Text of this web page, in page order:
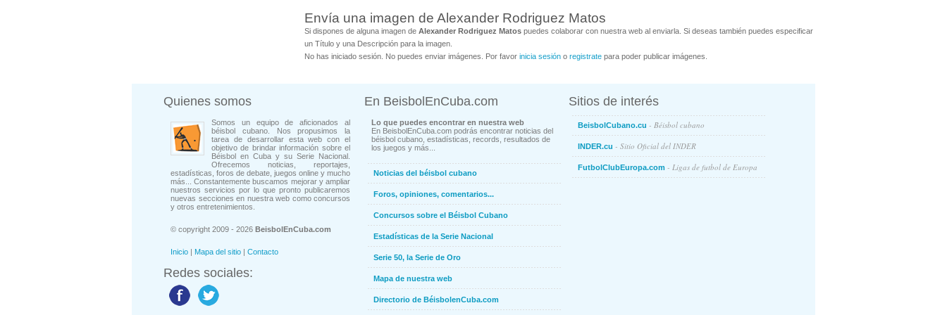
Envía una imagen de Alexander Rodriguez Matos
Si dispones de alguna imagen de Alexander Rodriguez Matos puedes colaborar con nuestra web al enviarla. Si deseas también puedes especificar
un Título y una Descripción para la imagen.
No has iniciado sesión. No puedes enviar imágenes. Por favor inicia sesión o registrate para poder publicar imágenes.
Quienes somos
Somos un equipo de aficionados al
béisbol cubano. Nos propusimos la
tarea de desarrollar esta web con el
objetivo de brindar información sobre el
Béisbol en Cuba y su Serie Nacional.
Ofrecemos noticias, reportajes,
estadísticas, foros de debate, juegos online y mucho
más... Constantemente buscamos mejorar y ampliar
nuestros servicios por lo que pronto publicaremos
nuevas secciones en nuestra web como concursos
y otros entretenimientos.
© copyright 2009 - 2026 BeisbolEnCuba.com
Inicio | Mapa del sitio | Contacto
Redes sociales:
En BeisbolEnCuba.com
Lo que puedes encontrar en nuestra web
En BeisbolEnCuba.com podrás encontrar noticias del
béisbol cubano, estadísticas, records, resultados de
los juegos y más...
Noticias del béisbol cubano
Foros, opiniones, comentarios...
Concursos sobre el Béisbol Cubano
Estadísticas de la Serie Nacional
Serie 50, la Serie de Oro
Mapa de nuestra web
Directorio de BéisbolenCuba.com
Sitios de interés
BeisbolCubano.cu - Béisbol cubano
INDER.cu - Sitio Oficial del INDER
FutbolClubEuropa.com - Ligas de futbol de Europa